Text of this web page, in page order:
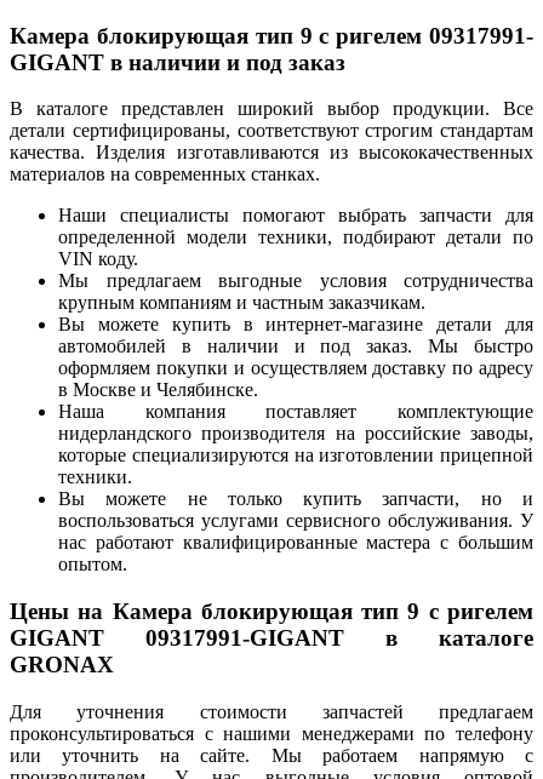
Камера блокирующая тип 9 с ригелем 09317991-
GIGANT в наличии и под заказ
В каталоге представлен широкий выбор продукции. Все
детали сертифицированы, соответствуют строгим стандартам
качества. Изделия изготавливаются из высококачественных
материалов на современных станках.
Наши специалисты помогают выбрать запчасти для
определенной модели техники, подбирают детали по
VIN коду.
Мы предлагаем выгодные условия сотрудничества
крупным компаниям и частным заказчикам.
Вы можете купить в интернет-магазине детали для
автомобилей в наличии и под заказ. Мы быстро
оформляем покупки и осуществляем доставку по адресу
в Москве и Челябинске.
Наша компания поставляет комплектующие
нидерландского производителя на российские заводы,
которые специализируются на изготовлении прицепной
техники.
Вы можете не только купить запчасти, но и
воспользоваться услугами сервисного обслуживания. У
нас работают квалифицированные мастера с большим
опытом.
Цены на Камера блокирующая тип 9 с ригелем
GIGANT 09317991-GIGANT в каталоге
GRONAX
Для уточнения стоимости запчастей предлагаем
проконсультироваться с нашими менеджерами по телефону
или уточнить на сайте. Мы работаем напрямую с